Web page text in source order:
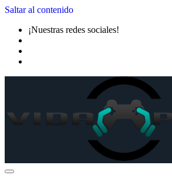
Saltar al contenido
¡Nuestras redes sociales!